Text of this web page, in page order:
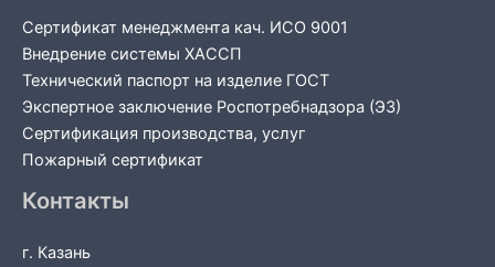
Сертификат менеджмента кач. ИСО 9001
Внедрение системы ХАССП
Технический паспорт на изделие ГОСТ
Экспертное заключение Роспотребнадзора (ЭЗ)
Сертификация производства, услуг
Пожарный сертификат
Контакты
г. Казань